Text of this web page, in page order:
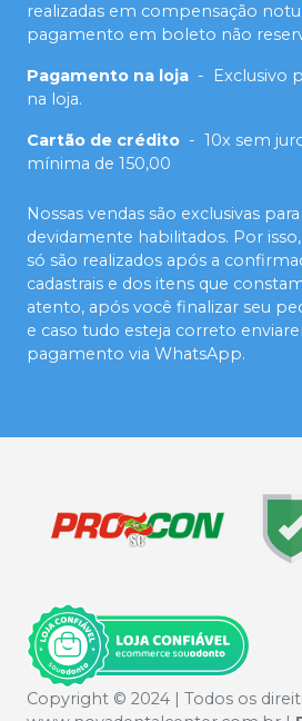
realizadas em compensação
pagamento em boleto não
Pagamento na loja -
Exclusivo
na loja.
Cartão de crédito - 10x sem
mínima de 150,00
Nossas vendas são exclusivas
devidamente habilitados. Por
só são realizados após a
cadastrais e dos itens que
atento, após você finalizar seu
e caso tudo esteja correto
pagamento via WhatsApp.
Copyright © 2024 | Todos os